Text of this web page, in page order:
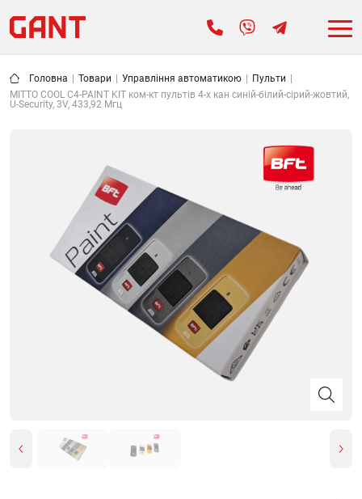
Головна Товари Управління автоматикою Пульти
MITTO COOL C4-PAINT KIT ком-кт пультів 4-х кан синій-білий-сірий-жовтий,
U-Security, 3V, 433,92 Мгц